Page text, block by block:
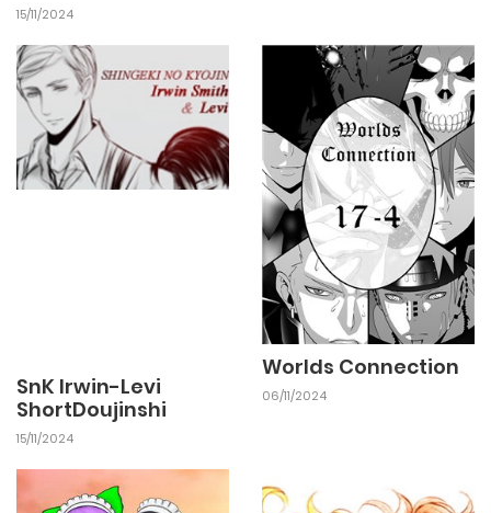
15/11/2024
SnK Irwin-Levi
ShortDoujinshi
15/11/2024
Worlds Connection
06/11/2024